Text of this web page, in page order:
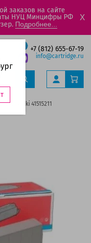
заказов на сайте
НУЦ Минцифры РФ
Подробнее...
X
+7 (812) 655-67-19
info@cartridge.ru
Oki 41515211